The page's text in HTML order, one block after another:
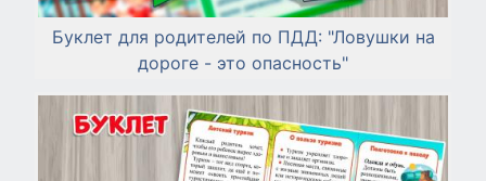
Буклет для родителей по ПДД: "Ловушки на
дороге - это опасность"